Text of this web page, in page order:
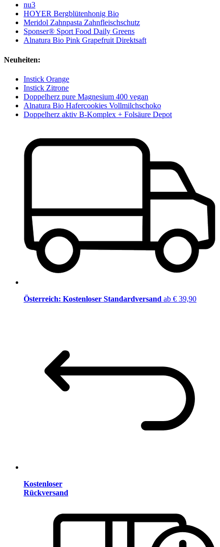
nu3
HOYER Bergblütenhonig Bio
Meridol Zahnpasta Zahnfleischschutz
Sponser® Sport Food Daily Greens
Alnatura Bio Pink Grapefruit Direktsaft
Neuheiten:
Instick Orange
Instick Zitrone
Doppelherz pure Magnesium 400 vegan
Alnatura Bio Hafercookies Vollmilchschoko
Doppelherz aktiv B-Komplex + Folsäure Depot
Österreich: Kostenloser Standardversand ab € 39,90
Kostenloser
Rückversand